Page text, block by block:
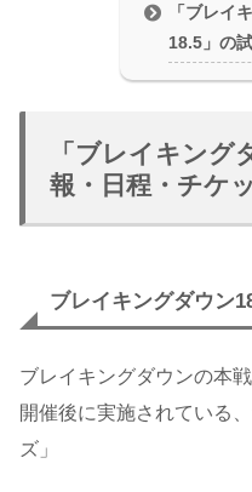
「ブレイ
18.5」の
「ブレイキング
報・日程・チケ
ブレイキングダウン
ブレイキングダウンの本
開催後に実施されている
ズ」